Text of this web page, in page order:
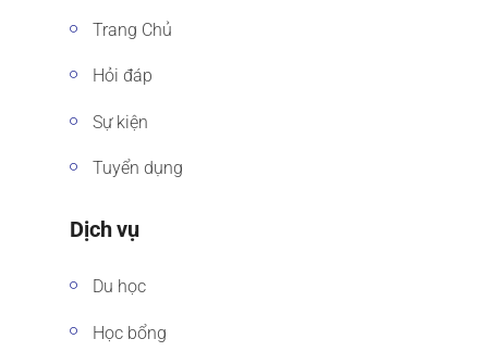
Trang Chủ
Hỏi đáp
Sự kiện
Tuyển dụng
Dịch vụ
Du học
Học bổng